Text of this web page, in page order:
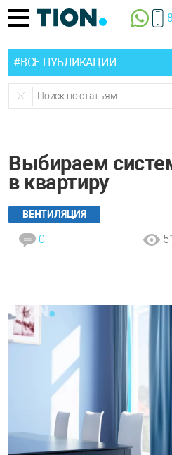
#ВСЕ ПУБЛИКАЦИИ
Выбираем
в квартиру
ВЕНТИЛЯЦИЯ
0